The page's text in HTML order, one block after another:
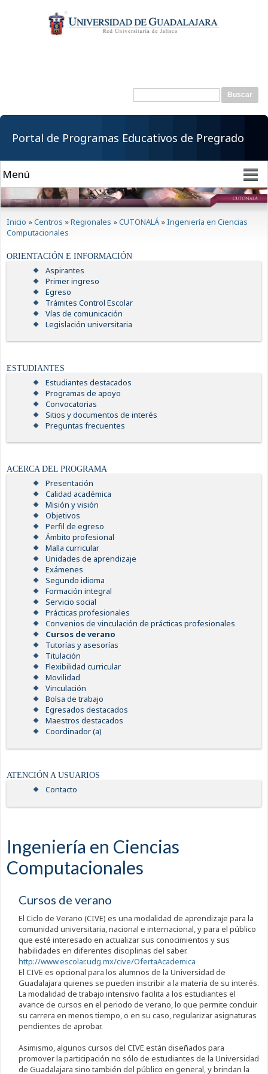
contenido
principal
Formulario de
Buscar
Portal de Programas Educativos de Pregrado
Inicio »Centros »Regionales »CUTONALÁ »Ingeniería en Ciencias
Computacionales
ORIENTACIÓN E INFORMACIÓN
Aspirantes
Primer ingreso
Egreso
Trámites Control Escolar
Vías de comunicación
Legislación universitaria
ESTUDIANTES
Estudiantes destacados
Programas de apoyo
Convocatorias
Sitios y documentos de interés
Preguntas frecuentes
ACERCA DEL PROGRAMA
Presentación
Calidad académica
Misión y visión
Objetivos
Perfil de egreso
Ámbito profesional
Malla curricular
Unidades de aprendizaje
Exámenes
Segundo idioma
Formación integral
Servicio social
Prácticas profesionales
Convenios de vinculación de prácticas profesionales
Cursos de verano
Tutorías y asesorías
Titulación
Flexibilidad curricular
Movilidad
Vinculación
Bolsa de trabajo
Egresados destacados
Maestros destacados
Coordinador (a)
ATENCIÓN A USUARIOS
Contacto
Ingeniería en Ciencias
Computacionales
Cursos de verano
El Ciclo de Verano (CIVE) es una modalidad de aprendizaje para la
comunidad universitaria, nacional e internacional, y para el público
que esté interesado en actualizar sus conocimientos y sus
habilidades en diferentes disciplinas del saber.
http://www.escolar.udg.mx/cive/OfertaAcademica
El CIVE es opcional para los alumnos de la Universidad de
Guadalajara quienes se pueden inscribir a la materia de su interés.
La modalidad de trabajo intensivo facilita a los estudiantes el
avance de cursos en el periodo de verano, lo que permite concluir
su carrera en menos tiempo, o en su caso, regularizar asignaturas
pendientes de aprobar.
Asimismo, algunos cursos del CIVE están diseñados para
promover la participación no sólo de estudiantes de la Universidad
de Guadalajara sino también del público en general, y brindan la